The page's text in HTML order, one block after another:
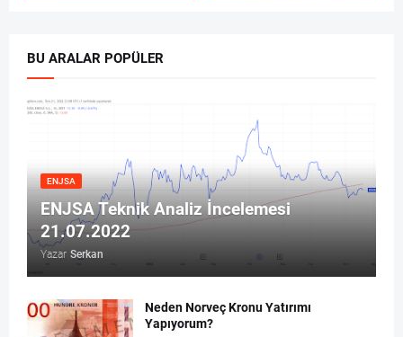
BU ARALAR POPÜLER
ENJSA
ENJSA Teknik Analiz İncelemesi
21.07.2022
Yazar Serkan
Neden Norveç Kronu Yatırımı
Yapıyorum?